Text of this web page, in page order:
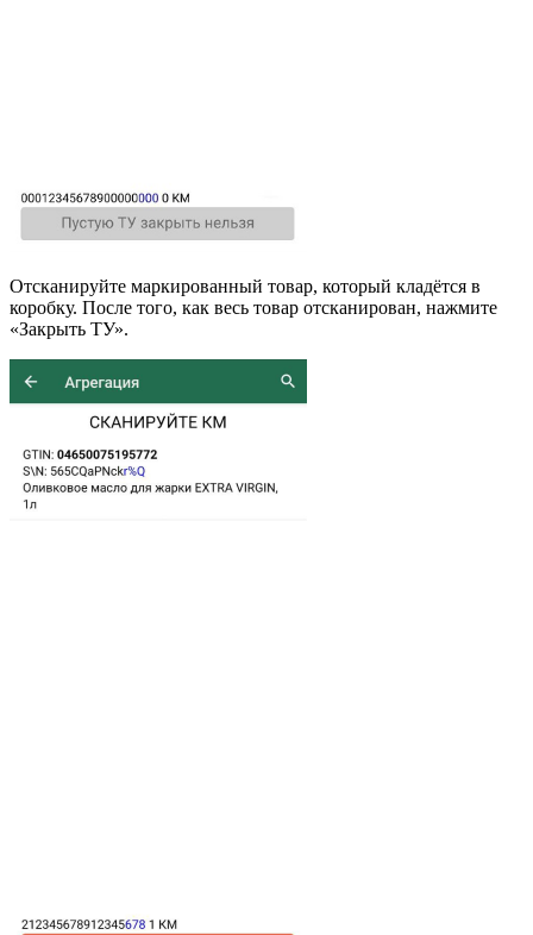
Отсканируйте маркированный товар, который кладётся в
коробку. После того, как весь товар отсканирован, нажмите
«Закрыть ТУ».